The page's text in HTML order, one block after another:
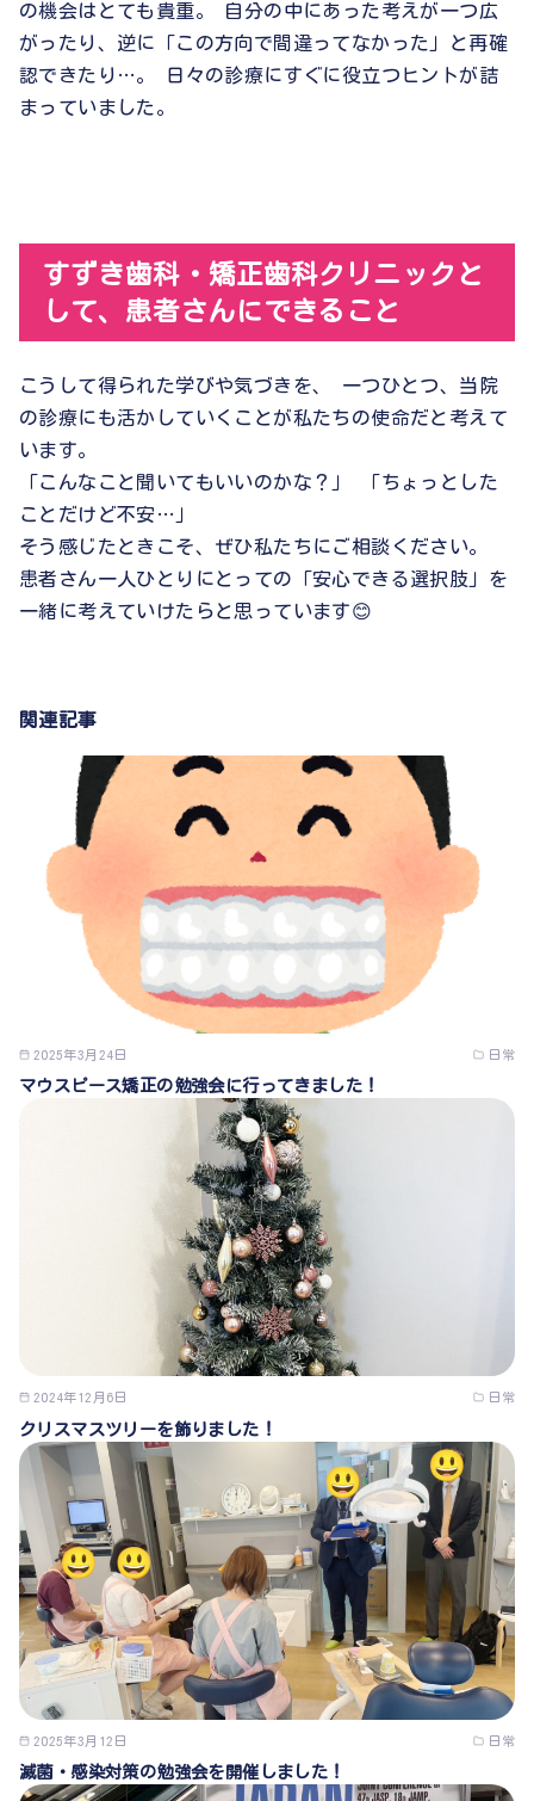
の機会はとても貴重。 自分の中にあった考えが一つ広
がったり、逆に「この方向で間違ってなかった」と再確
認できたり…。 日々の診療にすぐに役立つヒントが詰
まっていました。
すずき歯科・矯正歯科クリニックと
して、患者さんにできること
こうして得られた学びや気づきを、 一つひとつ、当院
の診療にも活かしていくことが私たちの使命だと考えて
います。
「こんなこと聞いてもいいのかな？」 「ちょっとした
ことだけど不安…」
そう感じたときこそ、ぜひ私たちにご相談ください。
患者さん一人ひとりにとっての「安心できる選択肢」を
一緒に考えていけたらと思っています😊
関連記事
2025年3月24日 日常
マウスピース矯正の勉強会に行ってきました！
2024年12月6日 日常
クリスマスツリーを飾りました！
2025年3月12日 日常
滅菌・感染対策の勉強会を開催しました！